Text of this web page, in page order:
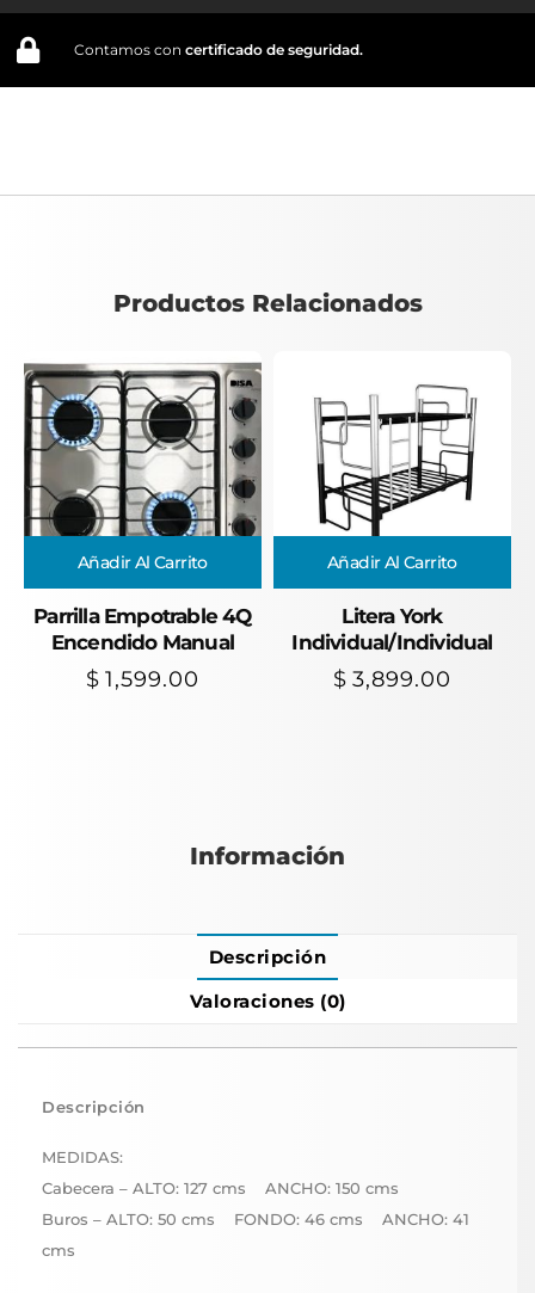
Contamos con certificado de seguridad.
Productos Relacionados
Añadir Al Carrito
Parrilla Empotrable 4Q
Encendido Manual
$ 1,599.00
Añadir Al Carrito
Litera York
Individual/Individual
$ 3,899.00
Información
Descripción
Valoraciones (0)
Descripción
MEDIDAS:
Cabecera – ALTO: 127 cms ANCHO: 150 cms
Buros – ALTO: 50 cms FONDO: 46 cms ANCHO: 41
cms